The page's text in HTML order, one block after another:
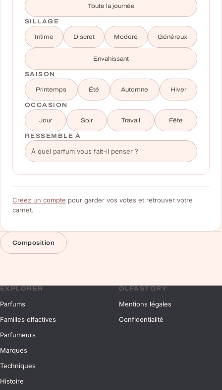
Toute la journée
SILLAGE
Intime Discret Modéré Généreux
Envahissant
SAISON
Printemps Été Automne Hiver
OCCASION
Jour Soir Travail Fête
RESSEMBLE À
Créez un compte pour garder vos votes et retrouver votre
carnet.
Composition
EXPLORER
Parfums
Familles olfactives
Parfumeurs
Marques
Techniques
Histoire
OLFASTORY
Mentions légales
Confidentialité